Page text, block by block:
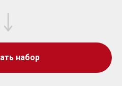
набор